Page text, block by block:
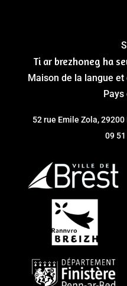
Ti ar brezhoneg ha
Maison de la langue
Pays
52 rue Emile Zola, 29200
09